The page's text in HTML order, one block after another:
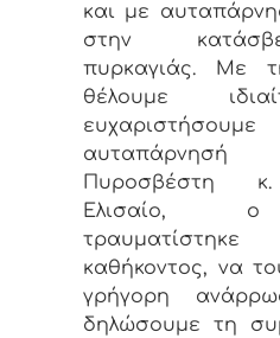
και με
στην
πυρκαγιάς. Με
θέλουμε
Πυροσβέστη
Ελισαίο,
καθήκοντος, να
γρήγορη
δηλώσουμε τη